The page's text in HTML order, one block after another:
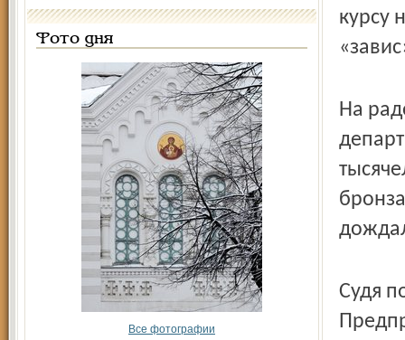
Фото дня
Все фотографии
курсу
На
Судя